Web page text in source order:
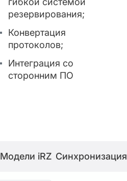
резервирования;
Конвертация
протоколов;
Интеграция со
сторонним ПО
Модели iRZ Синхронизация